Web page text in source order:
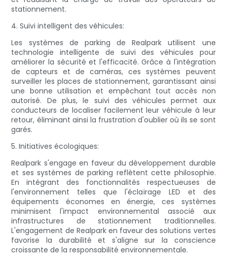
stationnement.
4. Suivi intelligent des véhicules:
Les systèmes de parking de Realpark utilisent une
technologie intelligente de suivi des véhicules pour
améliorer la sécurité et l'efficacité. Grâce à l'intégration
de capteurs et de caméras, ces systèmes peuvent
surveiller les places de stationnement, garantissant ainsi
une bonne utilisation et empêchant tout accès non
autorisé. De plus, le suivi des véhicules permet aux
conducteurs de localiser facilement leur véhicule à leur
retour, éliminant ainsi la frustration d'oublier où ils se sont
garés.
5. Initiatives écologiques:
Realpark s'engage en faveur du développement durable
et ses systèmes de parking reflètent cette philosophie.
En intégrant des fonctionnalités respectueuses de
l'environnement telles que l'éclairage LED et des
équipements économes en énergie, ces systèmes
minimisent l'impact environnemental associé aux
infrastructures de stationnement traditionnelles.
L'engagement de Realpark en faveur des solutions vertes
favorise la durabilité et s'aligne sur la conscience
croissante de la responsabilité environnementale.